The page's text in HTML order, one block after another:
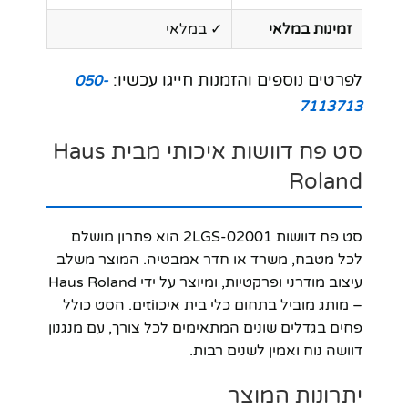
זמינות במלאי ✓ במלאי
לפרטים נוספים והזמנות חייגו עכשיו: 050-
7113713
סט פח דוושות איכותי מבית Haus
Roland
סט פח דוושות 2LGS-02001 הוא פתרון מושלם
לכל מטבח, משרד או חדר אמבטיה. המוצר משלב
עיצוב מודרני ופרקטיות, ומיוצר על ידי Haus Roland
– מותג מוביל בתחום כלי בית איכוtiים. הסט כולל
פחים בגדלים שונים המתאימים לכל צורך, עם מנגנון
דוושה נוח ואמין לשנים רבות.
יתרונות המוצר